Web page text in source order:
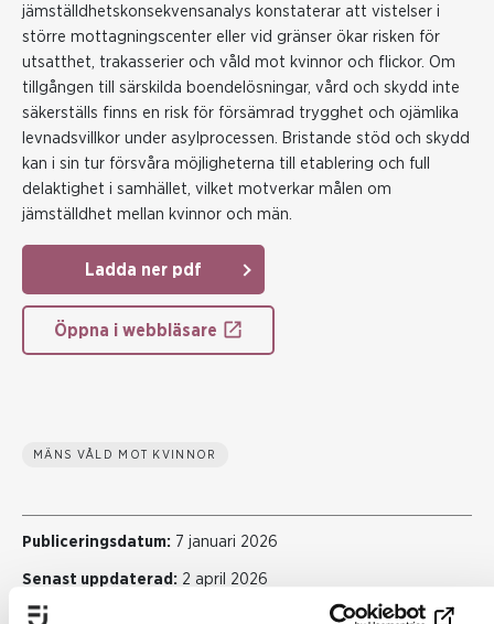
jämställdhetskonsekvensanalys konstaterar att vistelser i
större mottagningscenter eller vid gränser ökar risken för
utsatthet, trakasserier och våld mot kvinnor och flickor. Om
tillgången till särskilda boendelösningar, vård och skydd inte
säkerställs finns en risk för försämrad trygghet och ojämlika
levnadsvillkor under asylprocessen. Bristande stöd och skydd
kan i sin tur försvåra möjligheterna till etablering och full
delaktighet i samhället, vilket motverkar målen om
jämställdhet mellan kvinnor och män.
Ladda ner pdf
Öppna i webbläsare
MÄNS VÅLD MOT KVINNOR
Publiceringsdatum: 7 januari 2026
Senast uppdaterad: 2 april 2026